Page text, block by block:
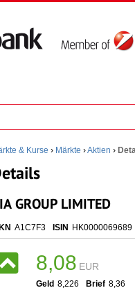
& Kurse › Märkte ›Aktien ›
GROUP LIMITED
A1C7F3 ISIN HK0000069689
8,08 EUR
Geld 8,226 Brief 8,36